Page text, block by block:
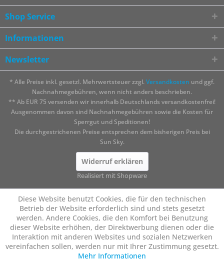
Shop Service
Informationen
Newsletter
* Alle Preise inkl. gesetzl. Mehrwertsteuer zzgl. Versandkosten und ggf.
Nachnahmegebühren, wenn nicht anders beschrieben.
** Ab EUR 75 versenden wir innerhalb Deutschlands versandkostenfrei!
Ausgenommen davon sind Nachnahmegebühren sowie die Kosten für
Sperrgut und Speditionen!
Die durchgestrichenen Preise entsprechen dem bisherigen Preis bei
Sun Sky.
Widerruf erklären
Realisiert mit Shopware
Diese Website benutzt Cookies, die für den technischen
Betrieb der Website erforderlich sind und stets gesetzt
werden. Andere Cookies, die den Komfort bei Benutzung
dieser Website erhöhen, der Direktwerbung dienen oder die
Interaktion mit anderen Websites und sozialen Netzwerken
vereinfachen sollen, werden nur mit Ihrer Zustimmung gesetzt.
Mehr Informationen